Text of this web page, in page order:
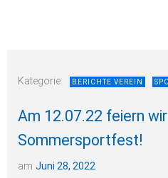
Kategorie: BERICHTE VEREIN
Am 12.07.22 feiern
Sommersportfest!
am Juni 28, 2022